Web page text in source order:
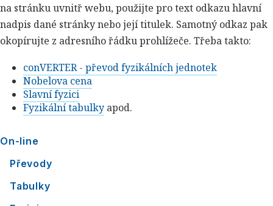
na stránku uvnitř webu, použijte pro text odkazu hlavní
nadpis dané stránky nebo její titulek. Samotný odkaz pak
okopírujte z adresního řádku prohlížeče. Třeba takto:
conVERTER - převod fyzikálních jednotek
Nobelova cena
Slavní fyzici
Fyzikální tabulky apod.
On-line
Převody
Tabulky